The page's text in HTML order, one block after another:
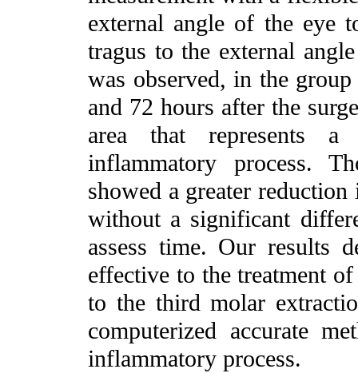
external angle of the eye
tragus to the external
was observed, in the
and 72 hours after the
area that represents a
inflammatory process.
showed a greater
without a significant
assess time. Our results
effective to the treatment
to the third molar
computerized accurate
inflammatory process.